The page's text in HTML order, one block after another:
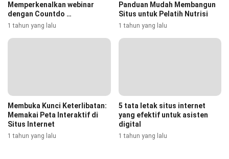
Memperkenalkan webinar
dengan Countdo …
1 tahun yang lalu
Panduan Mudah Membangun
Situs untuk Pelatih Nutrisi
1 tahun yang lalu
Membuka Kunci Keterlibatan:
Memakai Peta Interaktif di
Situs Internet
1 tahun yang lalu
5 tata letak situs internet
yang efektif untuk asisten
digital
1 tahun yang lalu